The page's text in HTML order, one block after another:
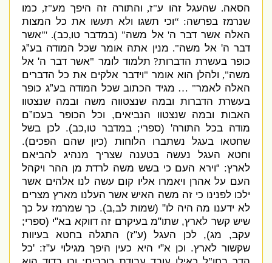
הסאה.שהעגל זהו ע "ז,והתורה זה היפך מע"ז,כמו
שנרמז בפרשה: “ וכי תשגו ולא תעשו את כל המצות
האלה אשר דבר ה 'אל משה" (במדבר טו ,כב). '" אשר
דבר ה 'אל משה".מנין אתה אומר שכל המודה בע”ג
כופר בעשרת הדברות?תלמוד לומר"אשר דבר ה 'אל
משה",ולהלן הוא אומר"וידבר אלקים את כל הדברים
האלה לאמר" …מגיד הכתוב שכל המודה בע”ג כופר
בעשרת הדברות ובמה שנצטווה משה ובמה שנצטוו
האבות ובמה שנצטוו הנביאים,וכל הכופר בעכו”ם
מודה בכל התורה' ( ספרי;במדבר טו ,כב).לכן בשל
שחטאו בעגל נשתברו הלוחות( כיון שהם הפכים).
וחטא העגל נעשה בטענה שצריך מנהיג להביאם
לארץ: “וירא העם כי בשש משה לרדת מן ההר ויקהל
העם על אהרן ויאמרו אליו קום עשה לנו אלהים אשר
ילכו לפנינו כי זה משה האיש אשר העלנו מארץ מצרים
לא ידענו מה היה לו " (שמות לב,ב).כך שמרמז על כך
שיש קשר לארץ,שתו"מ בעיקרם זה דווקא בא"י(ספרי;
עקב,מג),לכן העגל( ע"ז)התגלה בחטא בעיוות
שקשור לארץ.וכן א "י היא כעין היפך מגילוי ע ז: 'כל